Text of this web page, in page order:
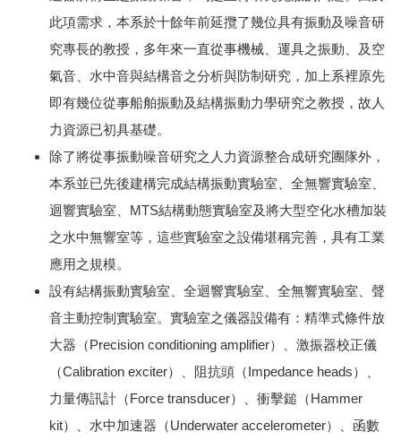
此項需求，本系於十餘年前延攬了幾位具有振動及噪音研
究專長的教授，多年來一直從事機械、運具之振動、及空
氣音、水中音與結構音之分析與防制研究，加上系裡原先
即有幾位從事船舶振動及結構振動力學研究之教授，故人
力資源已初具基礎。
除了將從事振動噪音研究之人力資源整合成研究團隊外，
本系並已先後建構完成結構振動實驗室、全無響實驗室、
迴響實驗室、MTS結構動態實驗室及將大型空化水槽加裝
之水中無響室等，這些實驗室之設備堪稱完善，具有工業
應用之規模。
設有結構振動實驗室、全迴響實驗室、全無響實驗室、聲
音主動控制實驗室。實驗室之儀器設備有：精準式條件放
大器（Precision conditioning amplifier）、激振器校正儀
（Calibration exciter）、阻抗頭（Impedance heads）、
力量傳訊計（Force transducer）、衝擊鎚（Hammer
kit）、水中加速器（Underwater accelerometer）、函數